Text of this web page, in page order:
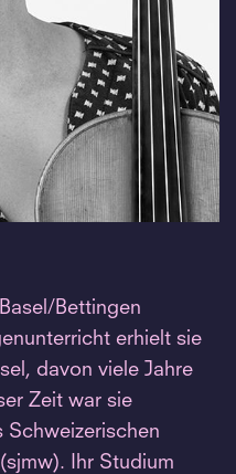
Bettingen
erhielt sie
davon viele Jahre
Zeit war sie
Schweizerischen
Ihr Studium